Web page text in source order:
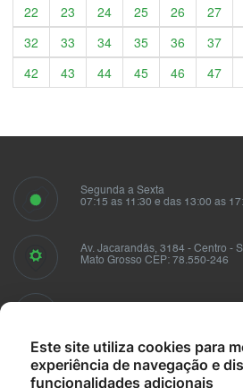
22
23 24 25 26 27
32
33 34 35 36 37
42
43 44 45 46 47
Segunda a Sexta
07:15 as 11:30 e das 13:00 as
Av. Jacarandás, 3184 - Centro -
Mato Grosso CEP: 78.550-246
Este site utiliza cookies para
experiência de navegação e
funcionalidades adicionais